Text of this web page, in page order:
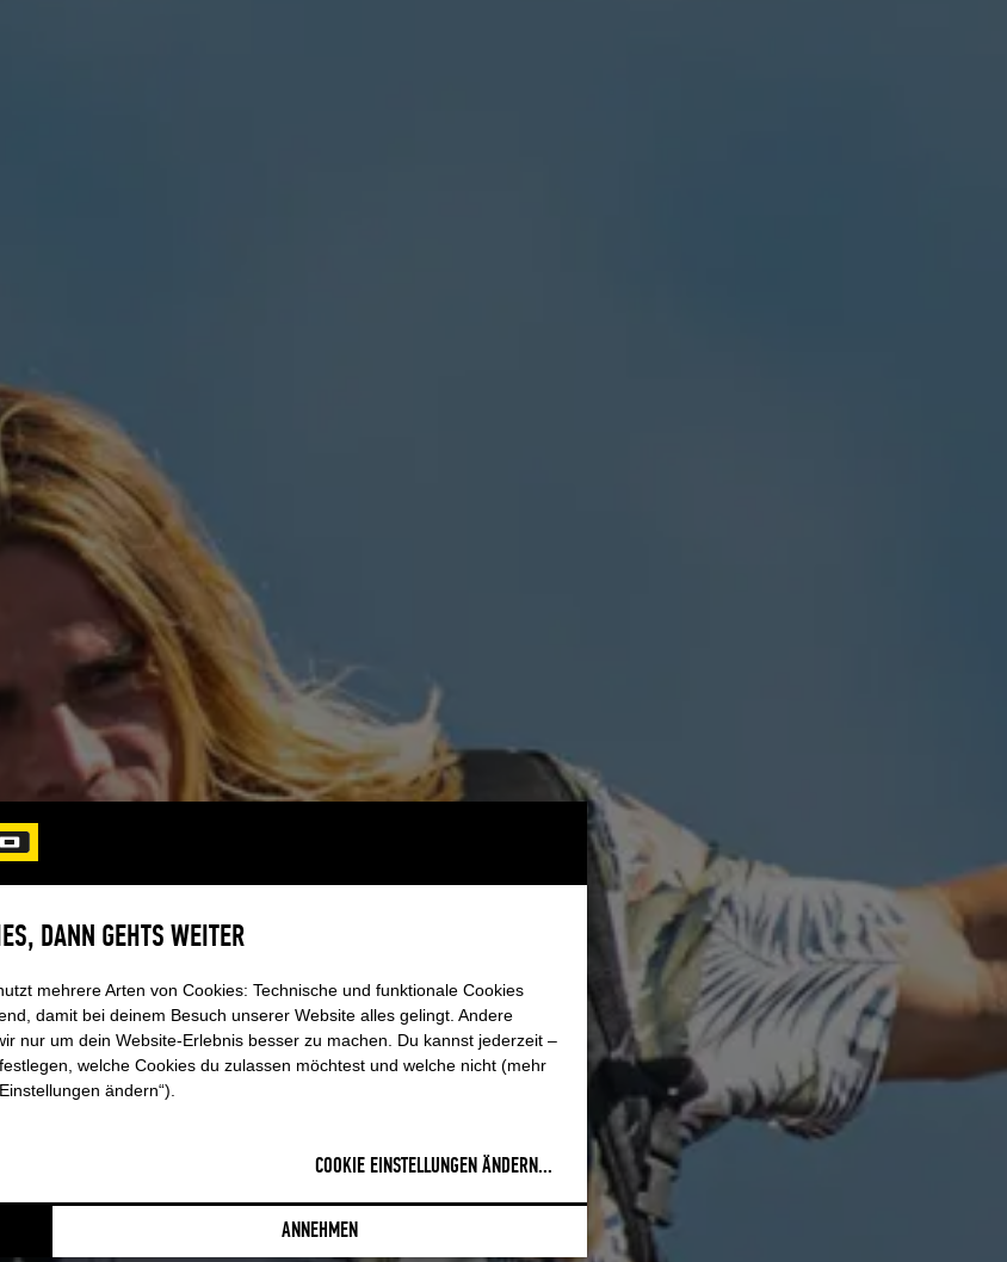
Und den gibt es jetzt
Sichere dir jetzt dein
und verarbeitet in
oder Surfboards.
DANN GEHTS WEITER
mehrere Arten von Cookies: Technische und funktionale Cookies
damit bei deinem Besuch unserer Website alles gelingt. Andere
nur um dein Website-Erlebnis besser zu machen. Du kannst jederzeit –
welche Cookies du zulassen möchtest und welche nicht (mehr
ändern“).
COOKIE EINSTELLUNGEN ÄNDERN...
ANNEHMEN